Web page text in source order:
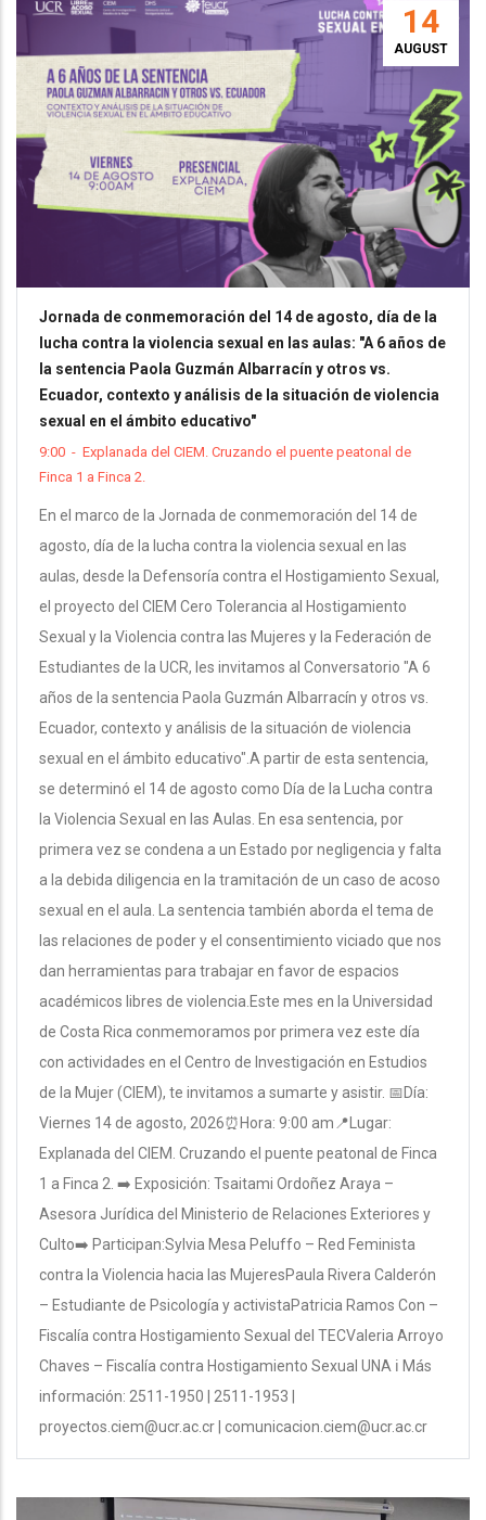
14
AUGUST
Jornada de conmemoración del 14 de agosto, día de la
lucha contra la violencia sexual en las aulas: "A 6 años de
la sentencia Paola Guzmán Albarracín y otros vs.
Ecuador, contexto y análisis de la situación de violencia
sexual en el ámbito educativo"
9:00 - Explanada del CIEM. Cruzando el puente peatonal de
Finca 1 a Finca 2.
En el marco de la Jornada de conmemoración del 14 de
agosto, día de la lucha contra la violencia sexual en las
aulas, desde la Defensoría contra el Hostigamiento Sexual,
el proyecto del CIEM Cero Tolerancia al Hostigamiento
Sexual y la Violencia contra las Mujeres y la Federación de
Estudiantes de la UCR, les invitamos al Conversatorio "A 6
años de la sentencia Paola Guzmán Albarracín y otros vs.
Ecuador, contexto y análisis de la situación de violencia
sexual en el ámbito educativo".A partir de esta sentencia,
se determinó el 14 de agosto como Día de la Lucha contra
la Violencia Sexual en las Aulas. En esa sentencia, por
primera vez se condena a un Estado por negligencia y falta
a la debida diligencia en la tramitación de un caso de acoso
sexual en el aula. La sentencia también aborda el tema de
las relaciones de poder y el consentimiento viciado que nos
dan herramientas para trabajar en favor de espacios
académicos libres de violencia.Este mes en la Universidad
de Costa Rica conmemoramos por primera vez este día
con actividades en el Centro de Investigación en Estudios
de la Mujer (CIEM), te invitamos a sumarte y asistir. 📅Día:
Viernes 14 de agosto, 2026⏰Hora: 9:00 am📍Lugar:
Explanada del CIEM. Cruzando el puente peatonal de Finca
1 a Finca 2. ➡️ Exposición: Tsaitami Ordoñez Araya –
Asesora Jurídica del Ministerio de Relaciones Exteriores y
Culto➡️ Participan:Sylvia Mesa Peluffo – Red Feminista
contra la Violencia hacia las MujeresPaula Rivera Calderón
– Estudiante de Psicología y activistaPatricia Ramos Con –
Fiscalía contra Hostigamiento Sexual del TECValeria Arroyo
Chaves – Fiscalía contra Hostigamiento Sexual UNA ℹ️ Más
información: 2511-1950 | 2511-1953 |
proyectos.ciem@ucr.ac.cr | comunicacion.ciem@ucr.ac.cr